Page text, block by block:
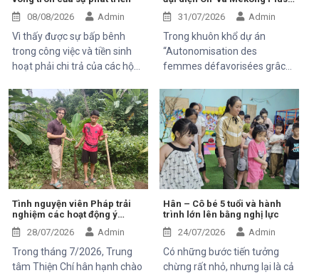
08/08/2026
Admin
Vì thấy được sự bấp bênh
trong công việc và tiền sinh
hoạt phải chi trả của các hộ
Phát Triển cộng đồng Thiện
chí đã và đang luôn luôn tìm
kiếm và thử các mô hình mới,
thuận tiện, bền vững để có thể
giúp được 1 phần nào đó cho
mọi người.
tại cộng đồng dự án
31/07/2026 Admin
Trong khuôn khổ dự án
“Autonomisation des
femmes défavorisées grâce
économique et à l'accès aux
soins de santé 2025–2028”,
Trung tâm Thiện Chí vinh dự
đón tiếp ông Kaloyan Kolev,
đại diện đơn vị tài trợ
Organisation internationale
de la Francophonie (OIF), và
ông Bernard Kervyn, đại diện
Mekong Plus, trong chuyến
công tác tại xã Tánh Linh, Bắc
Ruộng và Hàm Kiệm, tỉnh
Lâm Đồng.
Tình nguyện viên Pháp trải
nghiệm các hoạt động ý
nghĩa tại Trung tâm Thiện Chí
28/07/2026 Admin
Trong tháng 7/2026, Trung
tâm Thiện Chí hân hạnh chào
Hân – Cô bé 5 tuổi và hành
trình lớn lên bằng nghị lực
24/07/2026
Admin
Có những bước tiến tưởng
chừng rất nhỏ, nhưng lại là cả